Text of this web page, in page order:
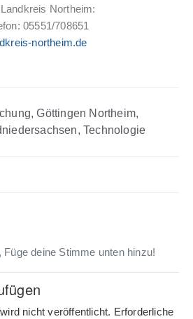
Northeim:
05551/708651
northeim.de
,Göttingen Northeim,
,Technologie
deine Stimme unten hinzu!
nicht veröffentlicht. Erforderliche